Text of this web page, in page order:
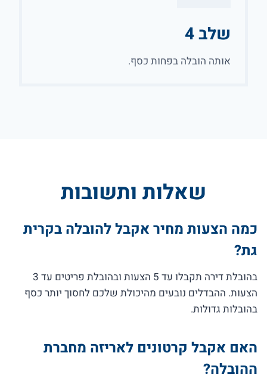
שלב 4
אותה הובלה בפחות כסף.
שאלות ותשובות
כמה הצעות מחיר אקבל להובלה בקרית
גת?
בהובלת דירה תקבלו עד 5 הצעות ובהובלת פריטים עד 3
הצעות. ההבדלים נובעים מהיכולת שלכם לחסוך יותר כסף
בהובלות גדולות.
האם אקבל קרטונים לאריזה מחברת
ההובלה?